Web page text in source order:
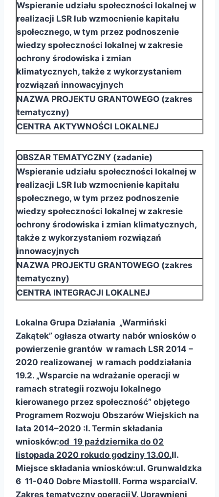
Wspieranie udziału społeczności lokalnej w
realizacji LSR lub wzmocnienie kapitału
społecznego, w tym przez podnoszenie
wiedzy społeczności lokalnej w zakresie
ochrony środowiska i zmian
klimatycznych, także z wykorzystaniem
rozwiązań innowacyjnych
NAZWA PROJEKTU GRANTOWEGO (zakres
tematyczny)
CENTRA AKTYWNOŚCI LOKALNEJ
OBSZAR TEMATYCZNY (zadanie)
Wspieranie udziału społeczności lokalnej w
realizacji LSR lub wzmocnienie kapitału
społecznego, w tym przez podnoszenie
wiedzy społeczności lokalnej w zakresie
ochrony środowiska i zmian klimatycznych,
także z wykorzystaniem rozwiązań
innowacyjnych
NAZWA PROJEKTU GRANTOWEGO (zakres
tematyczny)
CENTRA INTEGRACJI LOKALNEJ
Lokalna Grupa Działania „Warmiński
Zakątek” ogłasza otwarty nabór wniosków o
powierzenie grantów w ramach LSR 2014 –
2020 realizowanej w ramach poddziałania
19.2. „Wsparcie na wdrażanie operacji w
ramach strategii rozwoju lokalnego
kierowanego przez społeczność” objętego
Programem Rozwoju Obszarów Wiejskich na
lata 2014–2020 :I. Termin składania
wniosków:od 19 października do 02
listopada 2020 rokudo godziny 13.00.II.
Miejsce składania wniosków:ul. Grunwaldzka
6 11-040 Dobre MiastoIII. Forma wsparciaIV.
Zakres tematyczny operacjiV. Uprawnieni